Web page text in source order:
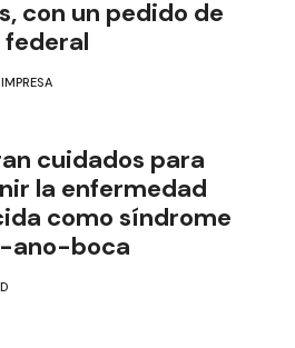
con un pedido de
cuidados para
la enfermedad
como síndrome
ano-boca